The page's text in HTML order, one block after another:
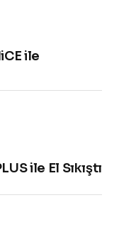
ile
ile El Sıkıştı